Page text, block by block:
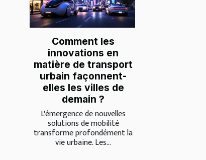
Comment les
innovations en
matière de transport
urbain façonnent-
elles les villes de
demain ?
L'émergence de nouvelles
solutions de mobilité
transforme profondément la
vie urbaine. Les...